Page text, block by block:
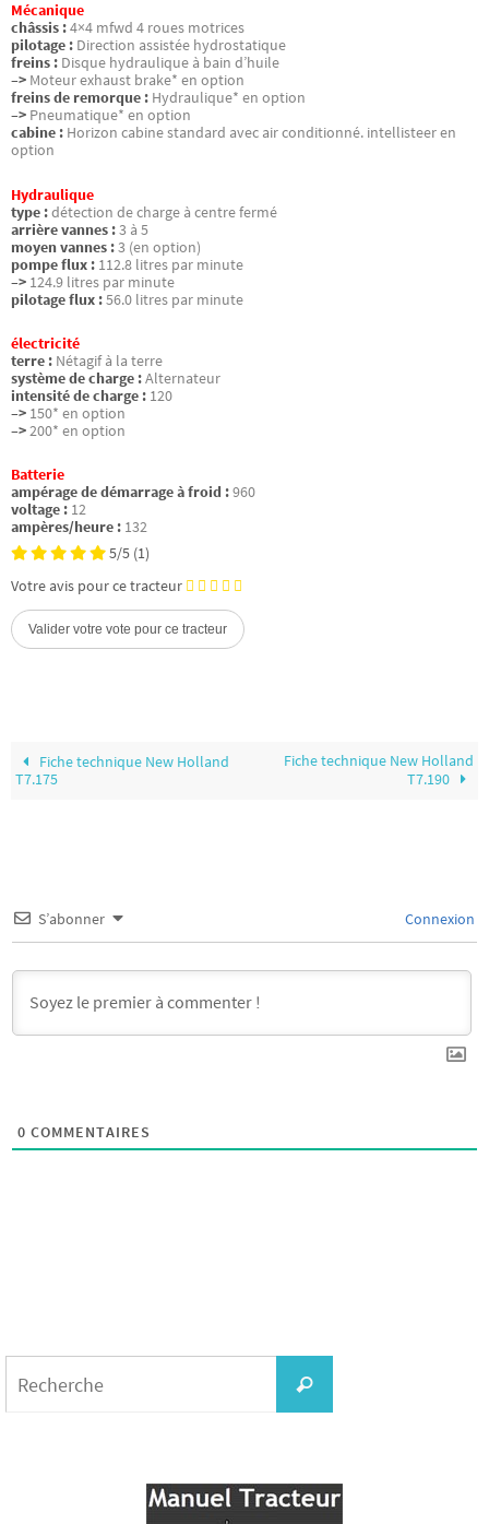
Mécanique
châssis :4×4 mfwd 4 roues motrices
pilotage : Direction assistée hydrostatique
freins : Disque hydraulique à bain d’huile
–> Moteur exhaust brake* en option
freins de remorque : Hydraulique* en option
–> Pneumatique* en option
cabine : Horizon cabine standard avec air conditionné. intellisteer en
option
Hydraulique
type :détection de charge à centre fermé
arrière vannes :3 à 5
moyen vannes :3 (en option)
pompe flux : 112.8 litres par minute
–> 124.9 litres par minute
pilotage flux :56.0 litres par minute
électricité
terre : Nétagif à la terre
système de charge :Alternateur
intensité de charge : 120
–> 150* en option
–>200* en option
Batterie
ampérage de démarrage à froid :960
voltage : 12
ampères/heure : 132
5/5 (1)
Votre avis pour ce tracteur
Fiche technique New Holland
T7.175
Fiche technique New Holland
T7.190
S’abonner Connexion
0 COMMENTAIRES
Recherche